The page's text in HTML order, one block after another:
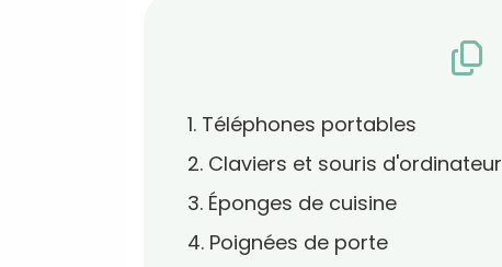
1. Téléphones portables
2. Claviers et souris d'ordinateur
3. Éponges de cuisine
4. Poignées de porte